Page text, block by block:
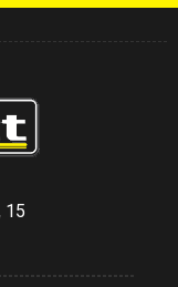
15